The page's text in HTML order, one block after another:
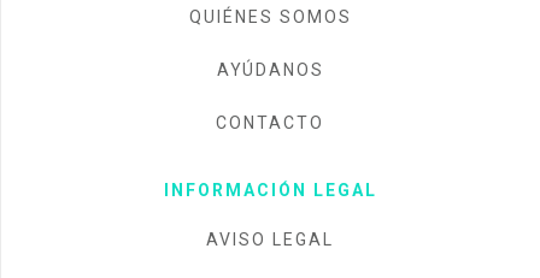
QUIÉNES SOMOS
AYÚDANOS
CONTACTO
INFORMACIÓN LEGAL
AVISO LEGAL